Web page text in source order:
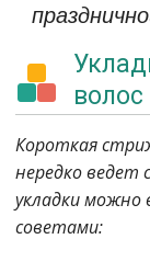
волос
Короткая
нередко ведет
укладки можно
советами: